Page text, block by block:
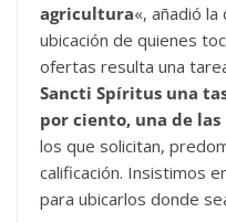
agricultura«, añadió
ubicación de quienes
ofertas resulta una
Sancti Spíritus una
por ciento, una de las
los que solicitan,
calificación. Insistimos
para ubicarlos donde